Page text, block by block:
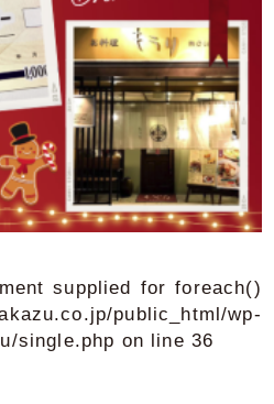
supplied for foreach()
public_html/wp-
single.php on line 36